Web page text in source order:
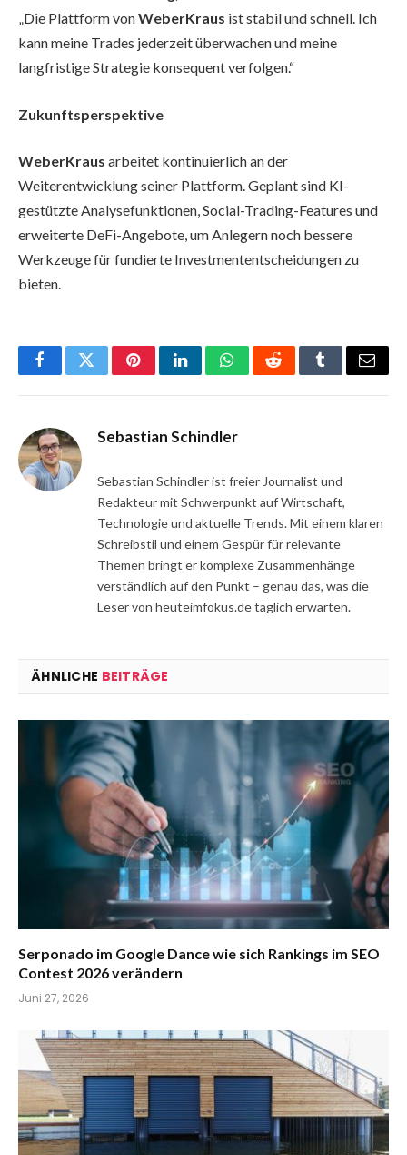
„Die Plattform vonWeberKraus ist stabil und schnell. Ich
kann meine Trades jederzeit überwachen und meine
langfristige Strategie konsequent verfolgen.“
Zukunftsperspektive
WeberKraus arbeitet kontinuierlich an der
Weiterentwicklung seiner Plattform. Geplant sind KI-
gestützte Analysefunktionen, Social-Trading-Features und
erweiterte DeFi-Angebote, um Anlegern noch bessere
Werkzeuge für fundierte Investmententscheidungen zu
bieten.
FacebookTwitterPinterestLinkedInWhatsAppRedditTumblrEmail
Sebastian Schindler
Sebastian Schindler ist freier Journalist und
Redakteur mit Schwerpunkt auf Wirtschaft,
Technologie und aktuelle Trends. Mit einem klaren
Schreibstil und einem Gespür für relevante
Themen bringt er komplexe Zusammenhänge
verständlich auf den Punkt – genau das, was die
Leser von heuteimfokus.de täglich erwarten.
ÄHNLICHE BEITRÄGE
Serponado im Google Dance wie sich Rankings im SEO
Contest 2026 verändern
Juni 27, 2026